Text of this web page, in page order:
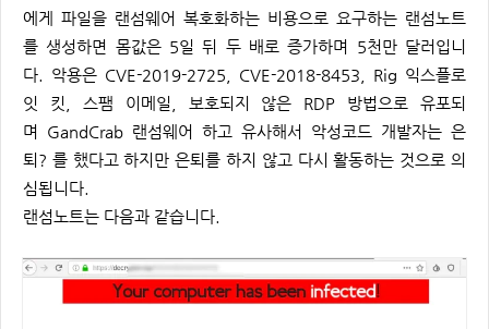
에게 파일을 랜섬웨어 복호화하는 비용으로 요구하는 랜섬노트
를 생성하면 몸값은 5일 뒤 두 배로 증가하며 5천만 달러입니
다. 악용은 CVE-2019-2725, CVE-2018-8453, Rig 익스플로
잇 킷, 스팸 이메일, 보호되지 않은 RDP 방법으로 유포되
며 GandCrab 랜섬웨어 하고 유사해서 악성코드 개발자는 은
퇴? 를 했다고 하지만 은퇴를 하지 않고 다시 활동하는 것으로 의
심됩니다.
랜섬노트는 다음과 같습니다.